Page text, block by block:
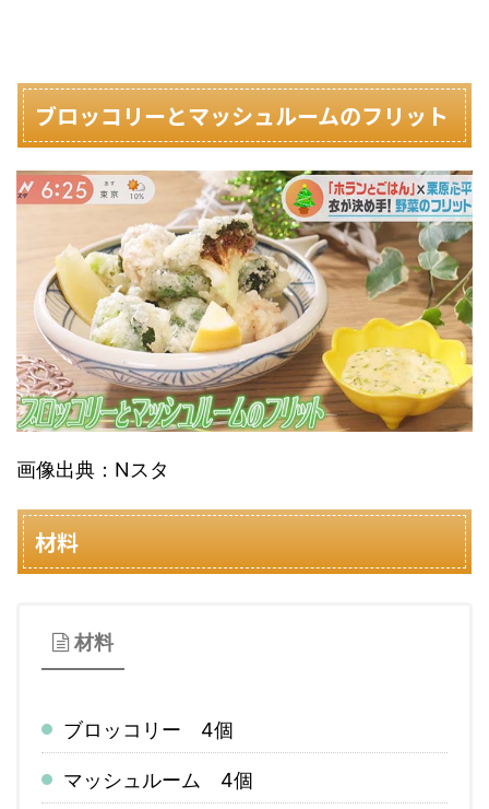
ブロッコリーとマッシュルームのフリット
画像出典：Nスタ
材料
材料
ブロッコリー 4個
マッシュルーム 4個